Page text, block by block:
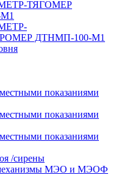
ТЯГОМЕР
ДТНМП-100-М1
показаниями
показаниями
показаниями
/сирены
МЭО и МЭОФ